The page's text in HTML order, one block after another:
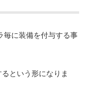
毎に装備を付与する事
という形になりま